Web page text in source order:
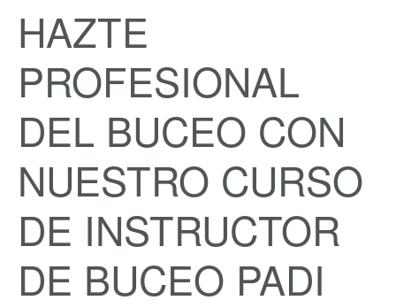
HAZTE
PROFESIONAL
DEL BUCEO CON
NUESTRO CURSO
DE INSTRUCTOR
DE BUCEO PADI